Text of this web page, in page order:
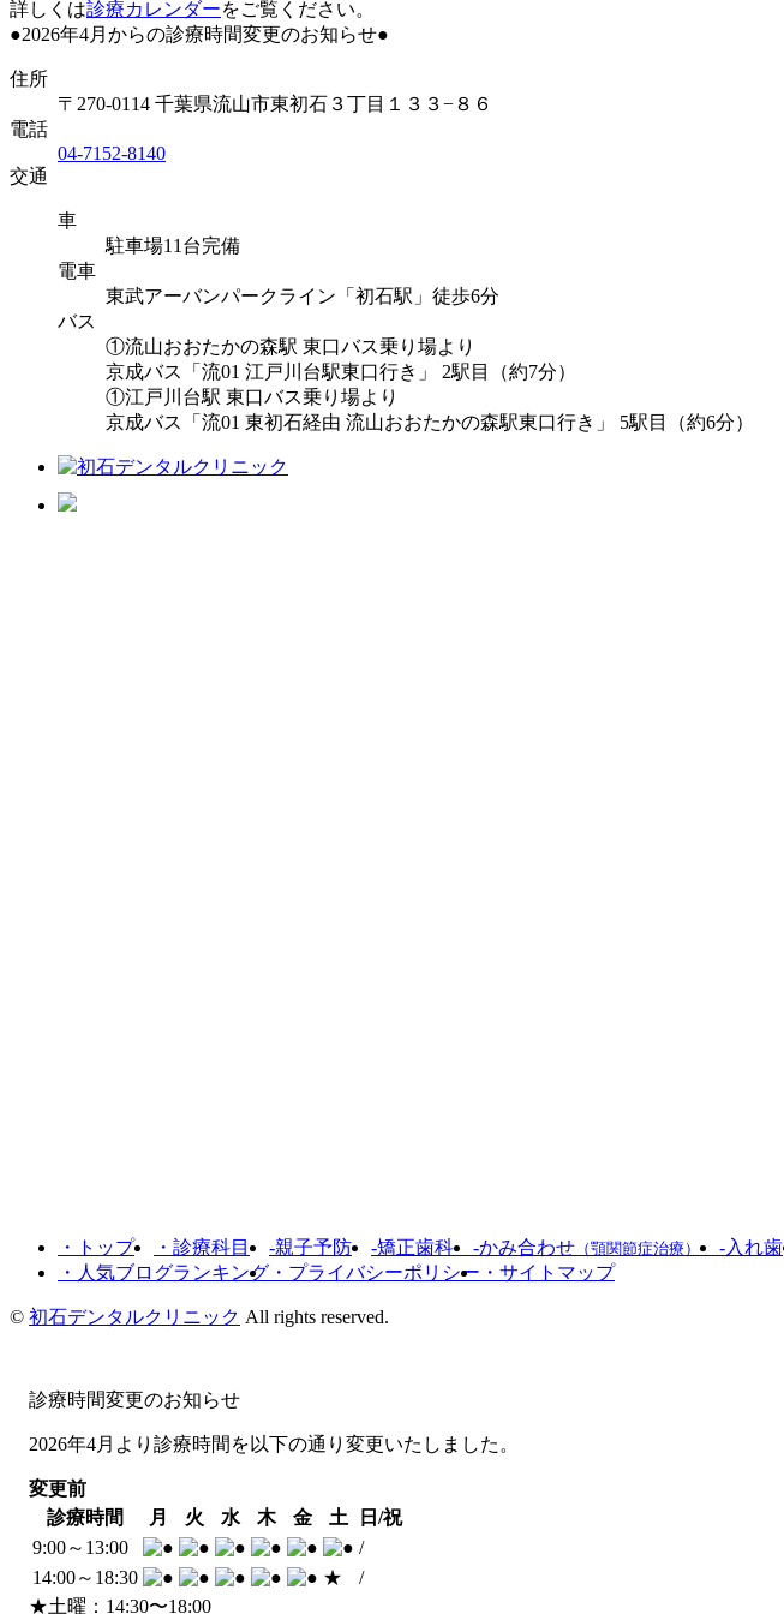
詳しくは診療カレンダーをご覧ください。
●2026年4月からの診療時間変更のお知らせ●
住所
〒270-0114 千葉県流山市東初石３丁目１３３−８６
電話
04-7152-8140
交通
車
駐車場11台完備
電車
東武アーバンパークライン「初石駅」徒歩6分
バス
①流山おおたかの森駅 東口バス乗り場より
京成バス「流01 江戸川台駅東口行き」 2駅目（約7分）
①江戸川台駅 東口バス乗り場より
京成バス「流01 東初石経由 流山おおたかの森駅東口行き」 5駅目（約6分）
・トップ ・診療科目 -親子予防 -矯正歯科 -かみ合わせ （顎関節症治療） -入れ歯
・人気ブログランキング ・プライバシーポリシー ・サイトマップ
© 初石デンタルクリニック All rights reserved.
診療時間変更のお知らせ
2026年4月より診療時間を 以下の通り変更いたしました。
変更前
診療時間
月 火 水 木 金 土
日/祝
9:00～13:00
/
14:00～ 18:30 ★
/
★土曜：14:30〜18:00